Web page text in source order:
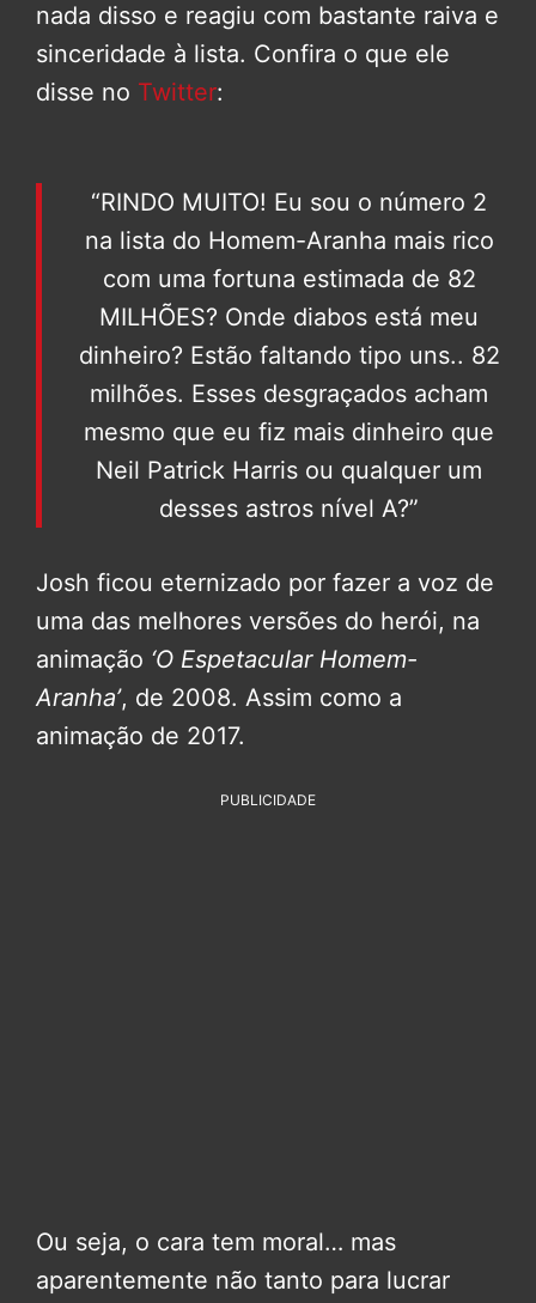
nada disso e reagiu com bastante raiva e
sinceridade à lista. Confira o que ele
disse no Twitter:
“RINDO MUITO! Eu sou o número 2
na lista do Homem-Aranha mais rico
com uma fortuna estimada de 82
MILHÕES? Onde diabos está meu
dinheiro? Estão faltando tipo uns.. 82
milhões. Esses desgraçados acham
mesmo que eu fiz mais dinheiro que
Neil Patrick Harris ou qualquer um
desses astros nível A?”
Josh ficou eternizado por fazer a voz de
uma das melhores versões do herói, na
animação ‘O Espetacular Homem-
Aranha’, de 2008. Assim como a
animação de 2017.
PUBLICIDADE
Ou seja, o cara tem moral… mas
aparentemente não tanto para lucrar